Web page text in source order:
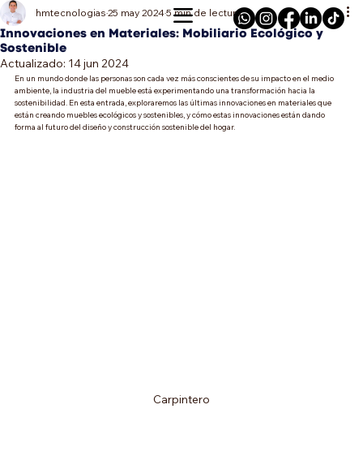
Innovaciones en Materiales: Mobiliario Ecológico y
Sostenible
hmtecnologias 25 may 20245 min de lectura
Actualizado: 14 jun 2024
En un mundo donde las personas son cada vez más conscientes de su impacto en el medio
ambiente, la industria del mueble está experimentando una transformación hacia la
sostenibilidad. En esta entrada, exploraremos las últimas innovaciones en materiales que
están creando muebles ecológicos y sostenibles, y cómo estas innovaciones están dando
forma al futuro del diseño y construcción sostenible del hogar.
Carpintero